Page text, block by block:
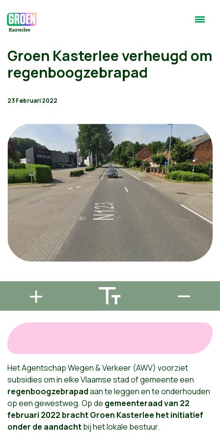
Groen Kasterlee verheugd om
regenboogzebrapad
23 Februari 2022
Het Agentschap Wegen & Verkeer (AWV) voorziet
subsidies om in elke Vlaamse stad of gemeente een
regenboogzebrapadaan te leggen en te onderhouden
op een gewestweg. Op de gemeenteraad van 22
februari 2022 bracht Groen Kasterlee het initiatief
onder de aandachtbij het lokale bestuur.